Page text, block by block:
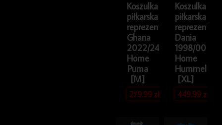
Koszulka
piłkarska
reprezentacji
Ghana
2022/24
Home
Puma
[M]
279.99zł
Koszulka
piłkarska
reprezentacji
Dania
1998/00
Home
Hummel
[XL]
449.99zł